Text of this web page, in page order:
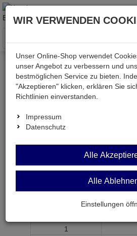
Menü
Weiter einkaufen Kessler
STD2NB60
STD2NB60
Transistor N-MOSFET 600V
1
WIR VERWENDEN
Unser Online-Shop verwendet
unser Angebot zu verbessern und
bestmöglichen Service zu bieten.
"Akzeptieren" klicken, erklären Sie
Richtlinien einverstanden.
Impressum
Datenschutz
Alle
Alle
Einstellungen